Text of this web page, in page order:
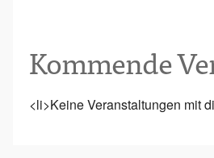
Kommende
<li>Keine Veranstaltungen mit